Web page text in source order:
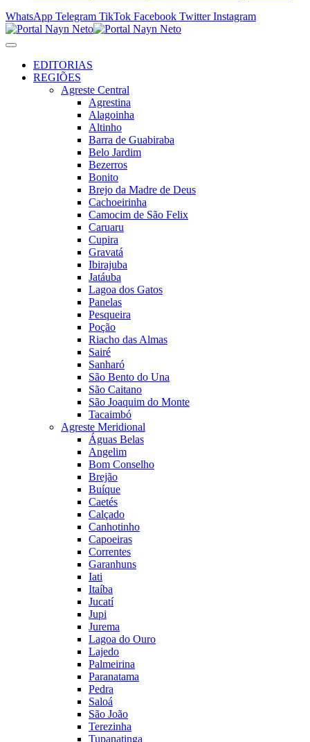
WhatsApp Telegram TikTok Facebook Twitter Instagram
EDITORIAS
REGIÕES
Agreste Central
Agrestina
Alagoinha
Altinho
Barra de Guabiraba
Belo Jardim
Bezerros
Bonito
Brejo da Madre de Deus
Cachoeirinha
Camocim de São Felix
Caruaru
Cupira
Gravatá
Ibirajuba
Jatáuba
Lagoa dos Gatos
Panelas
Pesqueira
Poção
Riacho das Almas
Sairé
Sanharó
São Bento do Una
São Caitano
São Joaquim do Monte
Tacaimbó
Agreste Meridional
Águas Belas
Angelim
Bom Conselho
Brejão
Buíque
Caetés
Calçado
Canhotinho
Capoeiras
Correntes
Garanhuns
Iati
Itaíba
Jucatí
Jupi
Jurema
Lagoa do Ouro
Lajedo
Palmeirina
Paranatama
Pedra
Saloá
São João
Terezinha
Tupanatinga